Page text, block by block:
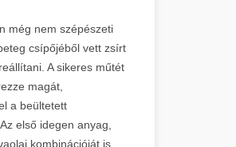
még nem szépészeti
csípőjéből vett zsírt
A sikeres műtét
magát,
a beültetett
első idegen anyag,
kombinációját is